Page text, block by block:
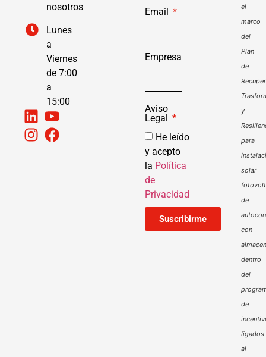
nosotros
Lunes
a
Viernes
de 7:00
a
15:00
Email
Empresa
Aviso
Legal
He leído
y acepto
la Política
de
Privacidad
Suscribirme
el
marco
del
Plan
de
y
para
solar
de
con
dentro
del
de
ligados
al